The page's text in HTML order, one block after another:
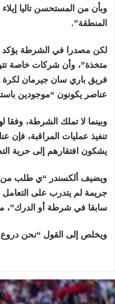
وبأن من المستحسن تاليا
المنطقة”.
لكن مصدرا في الشرطة يؤكد
متخذة”، وأن شركات خاصة
فريق باري سان جيرمان لكرة
عناصر يكونون “موجودين
وبينما لا تملك الشرطة، وفقا
تنفيذ عمليات المراقبة، فإن
يشكون افتقارهم إلى حرية
ويضيف ألكسندر “ي طلب من
جريمة لم يتدرب على التعامل
سابقا في شرطة أو الدرك”،
ويخلص إلى القول “نحن